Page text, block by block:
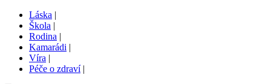
Láska |
Škola |
Rodina |
Kamarádi |
Víra |
Péče o zdraví|